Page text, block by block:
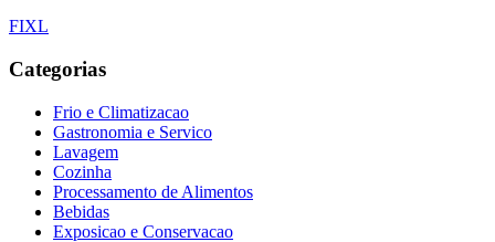
FIXL
Categorias
Frio e Climatizacao
Gastronomia e Servico
Lavagem
Cozinha
Processamento de Alimentos
Bebidas
Exposicao e Conservacao